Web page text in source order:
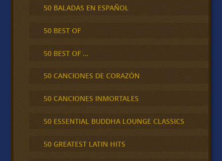
50 BALADAS EN ESPAÑOL
50 BEST OF
50 BEST OF …
50 CANCIONES DE CORAZÓN
50 CANCIONES INMORTALES
50 ESSENTIAL BUDDHA LOUNGE CLASSICS
50 GREATEST LATIN HITS